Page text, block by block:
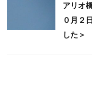
アリオ
０月２
した＞